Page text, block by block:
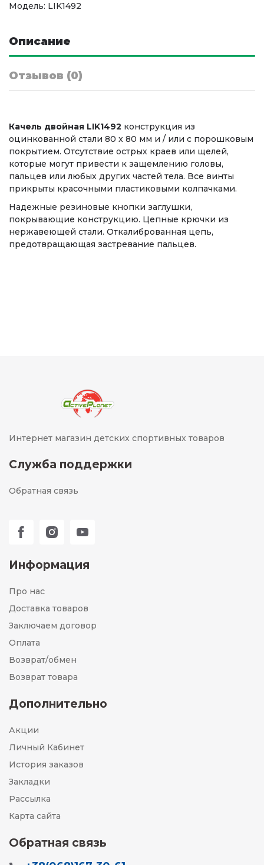
Модель: LIK1492
Описание
Отзывов (0)
Качель двойная LIK1492 конструкция из
оцинкованной стали 80 x 80 мм и / или с порошковым
покрытием. Отсутствие острых краев или щелей,
которые могут привести к защемлению головы,
пальцев или любых других частей тела. Все винты
прикрыты красочными пластиковыми колпачками.
Надежные резиновые кнопки заглушки,
покрывающие конструкцию. Цепные крючки из
нержавеющей стали. Откалиброванная цепь,
предотвращающая застревание пальцев.
Интернет магазин детских спортивных товаров
Служба поддержки
Обратная связь
Информация
Про нас
Доставка товаров
Заключаем договор
Оплата
Возврат/обмен
Возврат товара
Дополнительно
Акции
Личный Кабинет
История заказов
Закладки
Рассылка
Карта сайта
Обратная связь